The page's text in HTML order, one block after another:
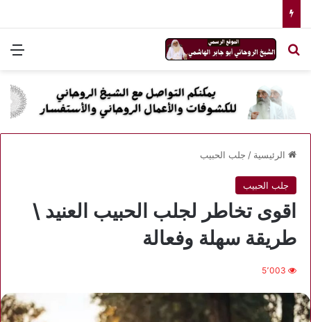
بحث عن
الرئيسية / جلب الحبيب
جلب الحبيب
اقوى تخاطر لجلب الحبيب العنيد \
طريقة سهلة وفعالة
5٬003